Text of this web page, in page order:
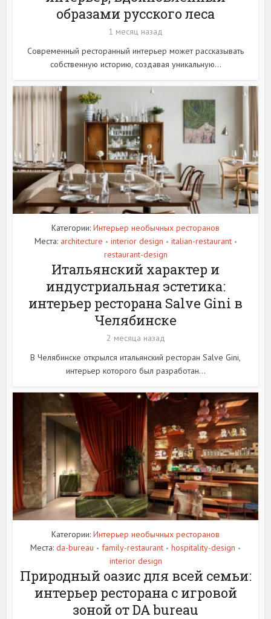
образами русского леса
1 месяц назад
Современный ресторанный интерьер может рассказывать
собственную историю, создавая уникальную...
Категории: Интерьер необычных ресторанов
Места: architecture • interior design • italian-restaurant •
restaurant-design
Итальянский характер и
индустриальная эстетика:
интерьер ресторана Salve Gini в
Челябинске
2 месяца назад
В Челябинске открылся итальянский ресторан Salve Gini,
интерьер которого был разработан...
Категории: Интерьер необычных ресторанов
Места: da-bureau • family-restaurant • hospitality-design •
interior design
Природный оазис для всей семьи:
интерьер ресторана с игровой
зоной от DA bureau